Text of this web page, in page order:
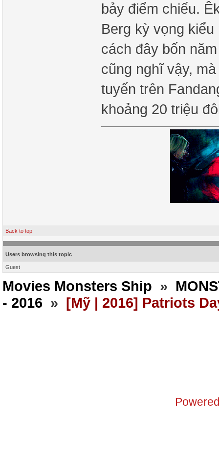
bảy điểm chiếu.
Berg kỳ vọng
cách đây bốn
cũng nghĩ vậy,
tuyến trên
khoảng 20 triệu
Back to top
Users browsing this topic
Guest
Movies Monsters Ship »
- 2016 » [Mỹ | 2016] Patriots